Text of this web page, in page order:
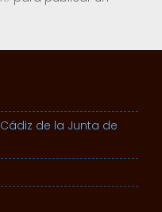
de la Junta de